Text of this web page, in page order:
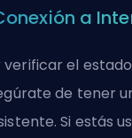
a
el
de tener
Si estás